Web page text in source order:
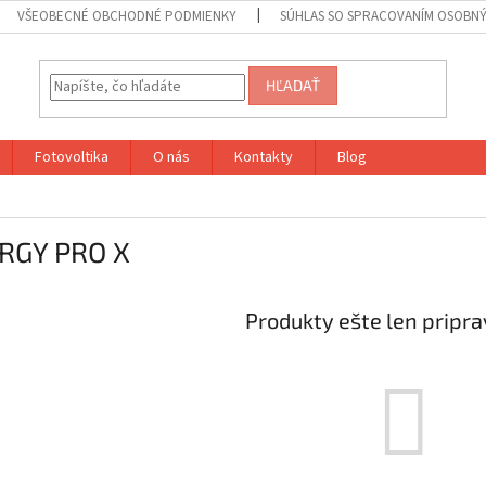
VŠEOBECNÉ OBCHODNÉ PODMIENKY SÚHLAS SO SPRACOVANÍM
HĽADAŤ
Fotovoltika O nás Kontakty
Blog
PRO X
Produkty ešte len